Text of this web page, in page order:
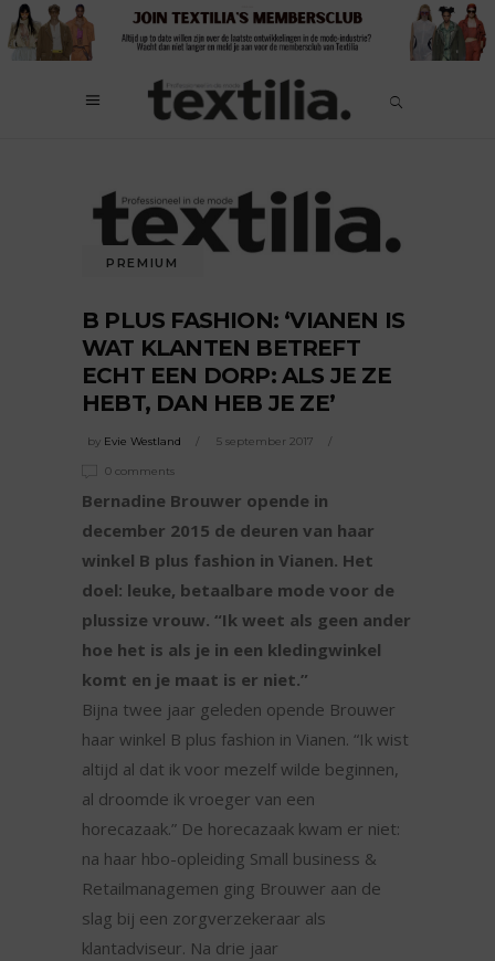
PREMIUM
B PLUS FASHION: ‘VIANEN IS
WAT KLANTEN BETREFT
ECHT EEN DORP: ALS JE ZE
HEBT, DAN HEB JE ZE’
by Evie Westland 5 september 2017
0 comments
Bernadine Brouwer opende in
december 2015 de deuren van haar
winkel B plus fashion in Vianen. Het
doel: leuke, betaalbare mode voor de
plussize vrouw. “Ik weet als geen ander
hoe het is als je in een kledingwinkel
komt en je maat is er niet.”
Bijna twee jaar geleden opende Brouwer
haar winkel B plus fashion in Vianen. “Ik wist
altijd al dat ik voor mezelf wilde beginnen,
al droomde ik vroeger van een
horecazaak.” De horecazaak kwam er niet:
na haar hbo-opleiding Small business &
Retailmanagemen ging Brouwer aan de
slag bij een zorgverzekeraar als
klantadviseur. Na drie jaar